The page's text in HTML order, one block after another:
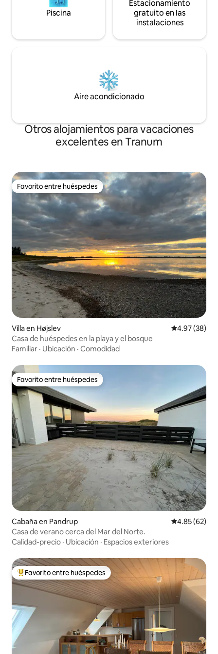
Piscina
Estacionamiento
gratuito en las
instalaciones
Aire acondicionado
Otros alojamientos para vacaciones
excelentes en Tranum
Favorito entre huéspedes
Favorito entre huéspedes
Villa en Højslev Calificación
4.97 (38)
Casa de huéspedes en la playa y el bosque
Familiar · Ubicación · Comodidad
Favorito entre huéspedes
Favorito entre huéspedes
Cabaña en Pandrup Calificación
4.85 (62)
Casa de verano cerca del Mar del Norte.
Calidad-precio · Ubicación · Espacios exteriores
Favorito entre huéspedes preferido
Favorito entre huéspedes